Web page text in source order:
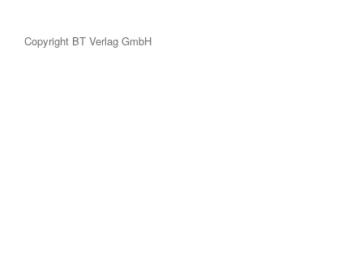
Copyright BT Verlag GmbH